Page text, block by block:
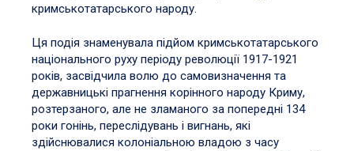
кримськотатарського народу.
Ця подія знаменувала підйом кримськотатарського
національного руху періоду революції 1917-1921
років, засвідчила волю до самовизначення та
державницькі прагнення корінного народу Криму,
розтерзаного, але не зламаного за попередні 134
роки гонінь, переслідувань і вигнань, які
здійснювалися колоніальною владою з часу